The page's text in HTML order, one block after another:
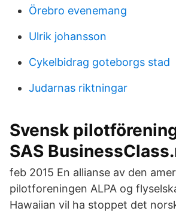
Örebro evenemang
Ulrik johansson
Cykelbidrag goteborgs stad
Judarnas riktningar
Svensk
SAS
feb 2015 En allianse av den
pilotforeningen ALPA og
Hawaiian vil ha stoppet det